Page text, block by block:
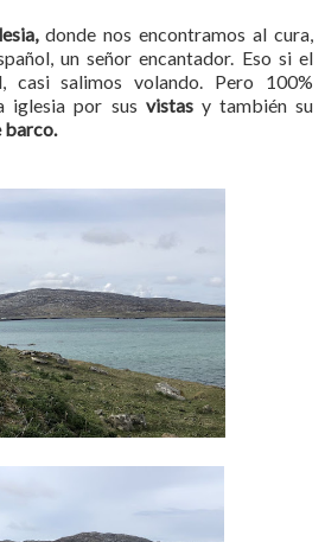
donde nos encontramos al cura,
un señor encantador. Eso si el
casi salimos volando. Pero 100%
iglesia por sus vistasy también su
barco.